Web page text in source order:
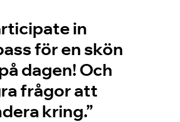
in
för en skön
dagen! Och
frågor att
kring.”